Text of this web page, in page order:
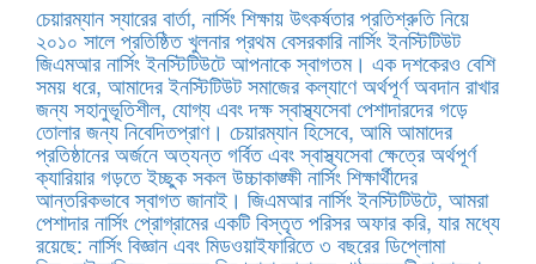
চেয়ারম্যান স্যারের বার্তা, নার্সিং শিক্ষায় উৎকর্ষতার প্রতিশ্রুতি নিয়ে
২০১০ সালে প্রতিষ্ঠিত খুলনার প্রথম বেসরকারি নার্সিং ইনস্টিটিউট
জিএমআর নার্সিং ইনস্টিটিউটে আপনাকে স্বাগতম। এক দশকেরও বেশি
সময় ধরে, আমাদের ইনস্টিটিউট সমাজের কল্যাণে অর্থপূর্ণ অবদান রাখার
জন্য সহানুভূতিশীল, যোগ্য এবং দক্ষ স্বাস্থ্যসেবা পেশাদারদের গড়ে
তোলার জন্য নিবেদিতপ্রাণ। চেয়ারম্যান হিসেবে, আমি আমাদের
প্রতিষ্ঠানের অর্জনে অত্যন্ত গর্বিত এবং স্বাস্থ্যসেবা ক্ষেত্রে অর্থপূর্ণ
ক্যারিয়ার গড়তে ইচ্ছুক সকল উচ্চাকাঙ্ক্ষী নার্সিং শিক্ষার্থীদের
আন্তরিকভাবে স্বাগত জানাই। জিএমআর নার্সিং ইনস্টিটিউটে, আমরা
পেশাদার নার্সিং প্রোগ্রামের একটি বিস্তৃত পরিসর অফার করি, যার মধ্যে
রয়েছে: নার্সিং বিজ্ঞান এবং মিডওয়াইফারিতে ৩ বছরের ডিপ্লোমা